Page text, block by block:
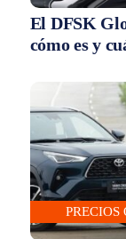
El DFSK
cómo es y
PRECIOS